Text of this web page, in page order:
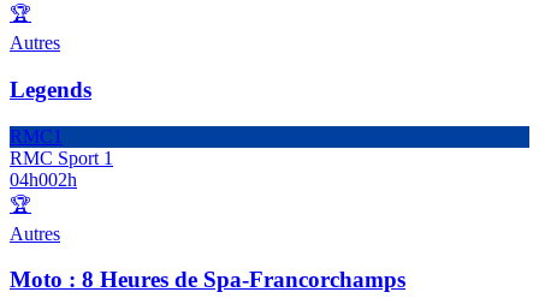
🏆
Autres
Legends
RMC1
RMC Sport 1
04h002h
🏆
Autres
Moto : 8 Heures de Spa-Francorchamps